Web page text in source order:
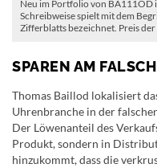
Neu im Portfolio von BA111OD
Schreibweise spielt mit dem
Zifferblatts bezeichnet. Preis
SPAREN AM
Thomas Baillod lokalisiert
Uhrenbranche in der
Der Löwenanteil des
Produkt, sondern in
hinzukommt, dass die